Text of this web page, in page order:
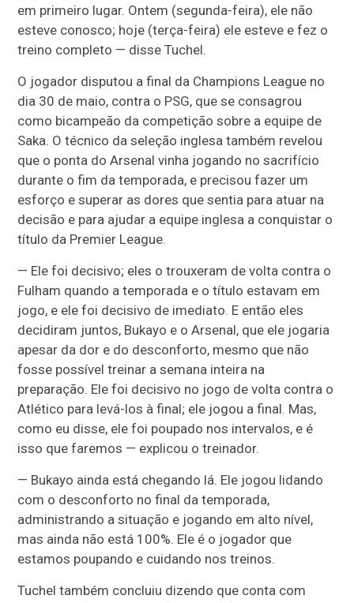
em primeiro lugar. Ontem (segunda-feira), ele não
esteve conosco; hoje (terça-feira) ele esteve e fez o
treino completo — disse Tuchel.
O jogador disputou a final da Champions League no
dia 30 de maio, contra o PSG, que se consagrou
como bicampeão da competição sobre a equipe de
Saka. O técnico da seleção inglesa também revelou
que o ponta do Arsenal vinha jogando no sacrifício
durante o fim da temporada, e precisou fazer um
esforço e superar as dores que sentia para atuar na
decisão e para ajudar a equipe inglesa a conquistar o
título da Premier League.
— Ele foi decisivo; eles o trouxeram de volta contra o
Fulham quando a temporada e o título estavam em
jogo, e ele foi decisivo de imediato. E então eles
decidiram juntos, Bukayo e o Arsenal, que ele jogaria
apesar da dor e do desconforto, mesmo que não
fosse possível treinar a semana inteira na
preparação. Ele foi decisivo no jogo de volta contra o
Atlético para levá-los à final; ele jogou a final. Mas,
como eu disse, ele foi poupado nos intervalos, e é
isso que faremos — explicou o treinador.
— Bukayo ainda está chegando lá. Ele jogou lidando
com o desconforto no final da temporada,
administrando a situação e jogando em alto nível,
mas ainda não está 100%. Ele é o jogador que
estamos poupando e cuidando nos treinos.
Tuchel também concluiu dizendo que conta com